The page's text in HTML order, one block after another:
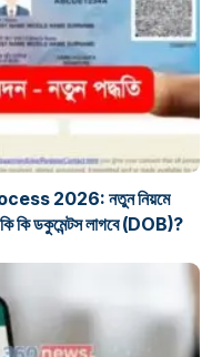
2026: নতুন নিয়মে
কি ডকুমেন্টস লাগবে (DOB)?